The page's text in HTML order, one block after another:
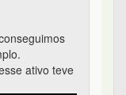
ativo teve